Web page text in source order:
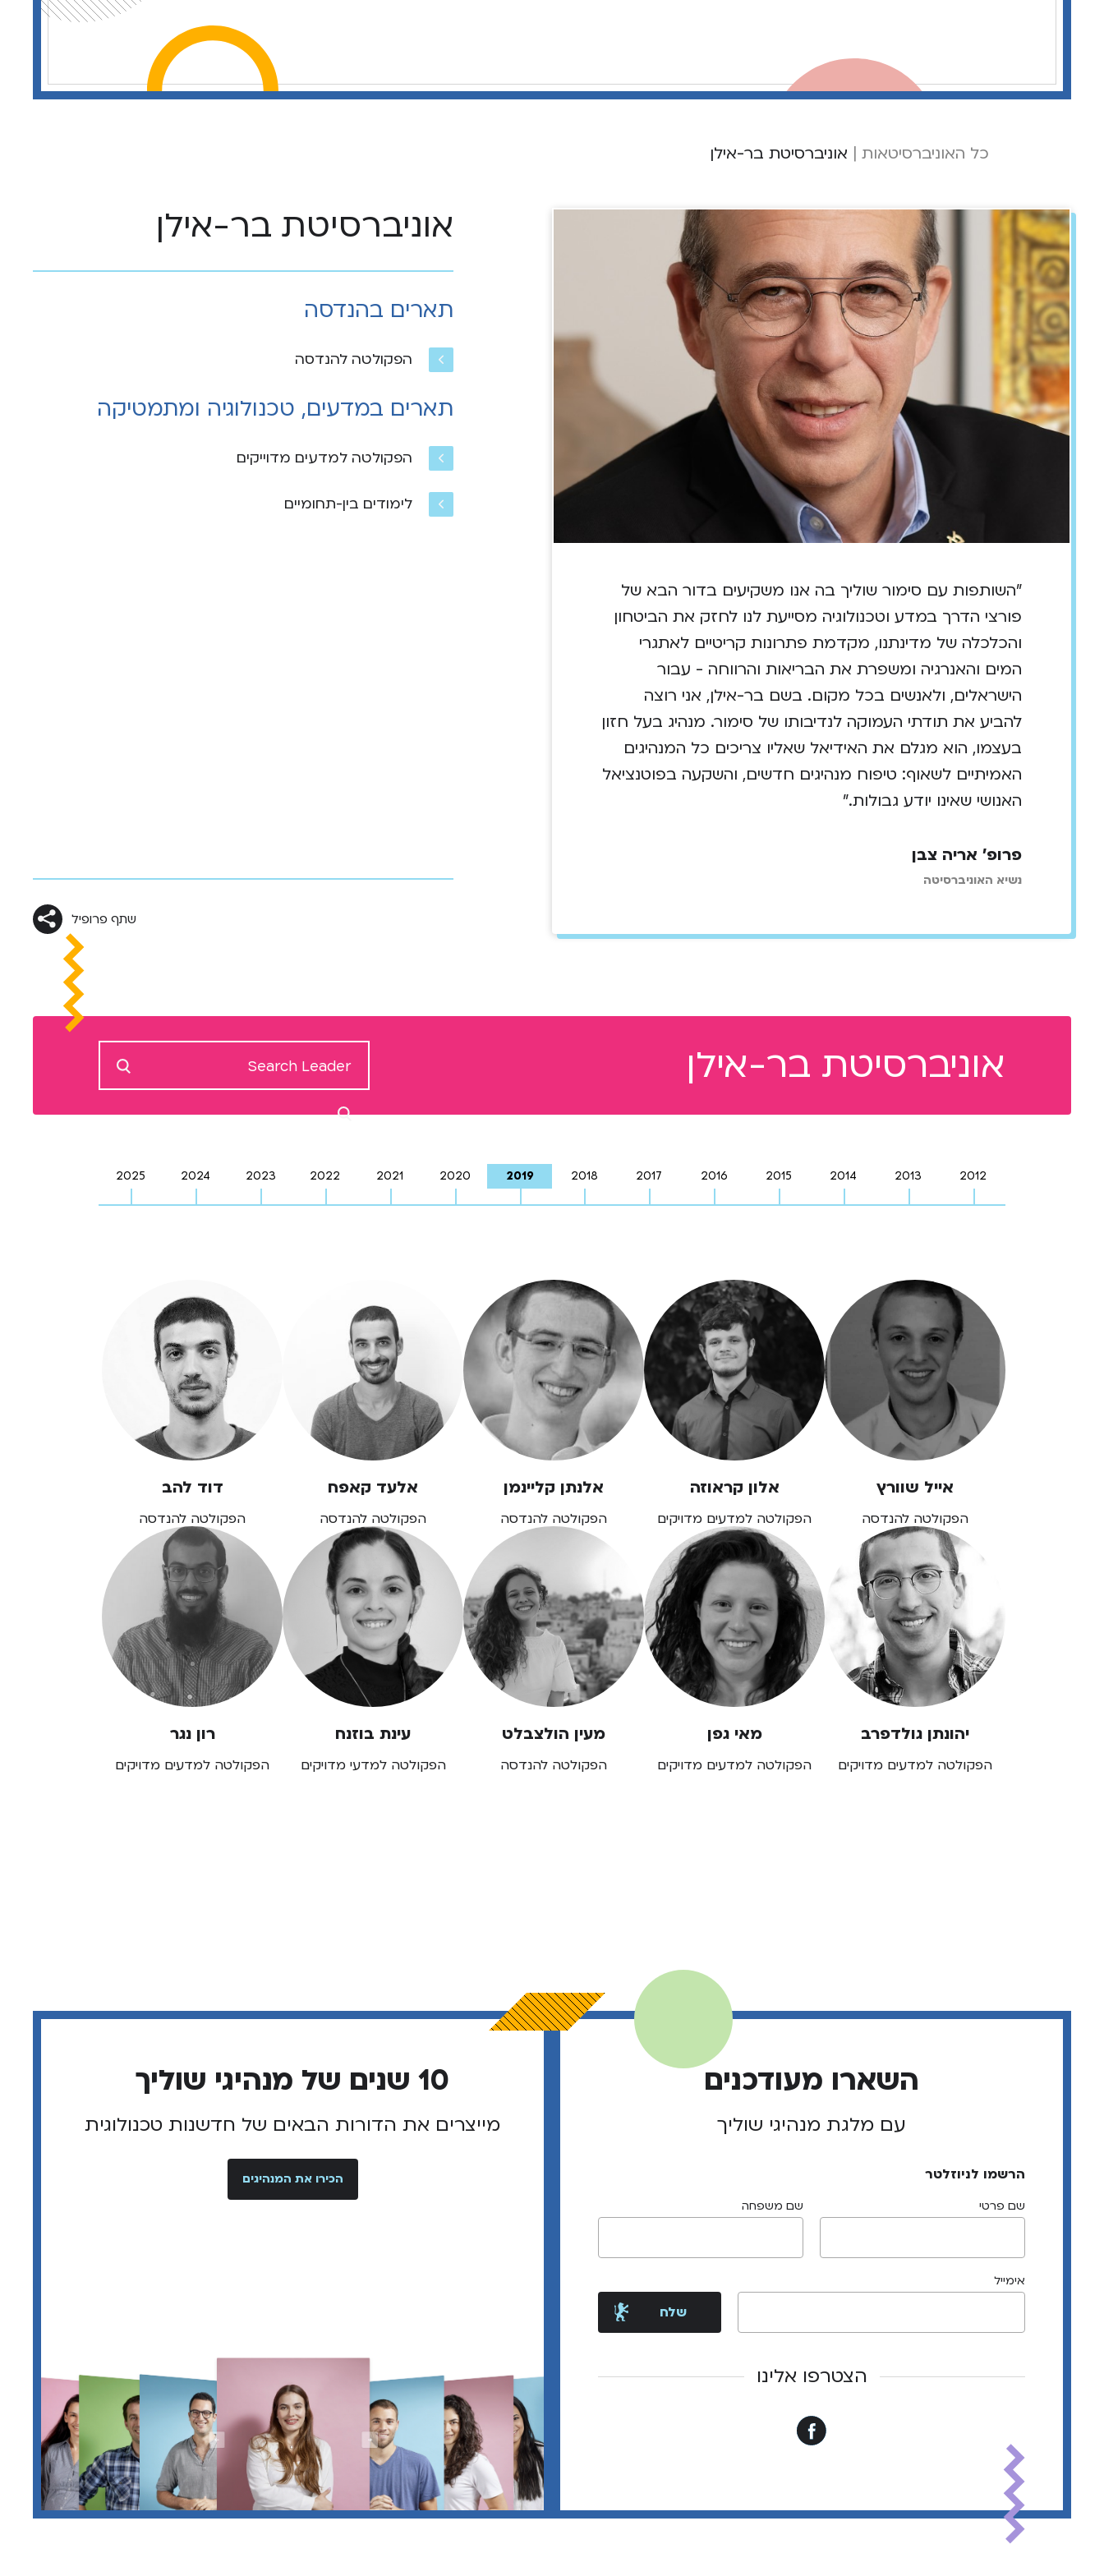
כל האוניברסיטאות | אוניברסיטת בר-אילן
"השותפות עם סימור שוליך בה אנו משקיעים בדור הבא של
פורצי הדרך במדע וטכנולוגיה מסייעת לנו לחזק את הביטחון
והכלכלה של מדינתנו, מקדמת פתרונות קריטיים לאתגרי
המים והאנרגיה ומשפרת את הבריאות והרווחה - עבור
הישראלים, ולאנשים בכל מקום. בשם בר-אילן, אני רוצה
להביע את תודתי העמוקה לנדיבותו של סימור. מנהיג בעל חזון
בעצמו, הוא מגלם את האידיאל שאליו צריכים כל המנהיגים
האמיתיים לשאוף: טיפוח מנהיגים חדשים, והשקעה בפוטנציאל
האנושי שאינו יודע גבולות."
פרופ' אריה צבן
נשיא האוניברסיטה
אוניברסיטת בר-אילן
תארים בהנדסה
הפקולטה להנדסה
תארים במדעים, טכנולוגיה ומתמטיקה
הפקולטה למדעים מדוייקים
לימודים בין-תחומיים
שתף פרופיל
אוניברסיטת בר-אילן
2012
2013
2014
2015
2016
2017
2018
2019
2020
2021
2022
2023
2024
2025
אייל שוורץ
הפקולטה להנדסה
אלון קראוזה
הפקולטה למדעים מדויקים
אלנתן קליינמן
הפקולטה להנדסה
אלעד קאפח
הפקולטה להנדסה
דוד להב
הפקולטה להנדסה
יהונתן גולדפרב
הפקולטה למדעים מדויקים
מאי גפן
הפקולטה למדעים מדויקים
מעין הולצבלט
הפקולטה להנדסה
עינת בוזנח
הפקולטה למדעי מדויקים
רון נגר
הפקולטה למדעים מדויקים
השארו מעודכנים
עם מלגת מנהיגי שוליך
הרשמו לניוזלטר
שם פרטי שם משפחה
אימייל
הצטרפו אלינו
10 שנים של מנהיגי שוליך
מייצרים את הדורות הבאים של חדשנות טכנולוגית
הכירו את המנהיגים